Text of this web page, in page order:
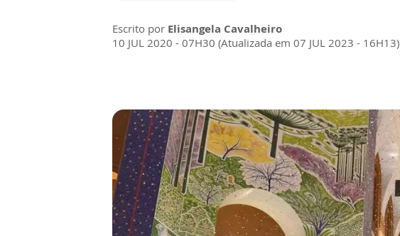
Escrito por Elisangela Cavalheiro
10 JUL 2020 - 07H30 (Atualizada em 07 JUL 2023 - 16H13)